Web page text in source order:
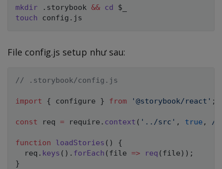
mkdir .storybook && cd
$_
touch
File config.js setup như sau:
// .storybook/config.js
import { configure } from '@storybook/react' ;
const req = require . context ( '../src' , true , /
function loadStories ( )
{
  req
. keys ( ) . forEach ( file => req ( file ) ) ;
}